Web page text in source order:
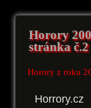
Horory
stránka č.2
Horory z roku
Horrory.cz